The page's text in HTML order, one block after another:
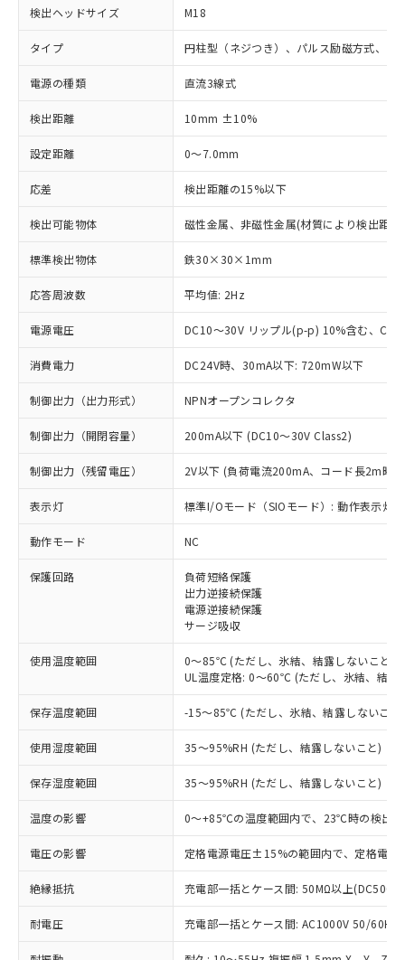
検出ヘッドサイズ M18
タイプ 円柱型（ネジつき）、パルス励磁方式、シ
電源の種類 直流3線式
検出距離 10mm ±10%
設定距離 0～7.0mm
応差 検出距離の15%以下
検出可能物体 磁性金属、非磁性金属(材質により検出距
標準検出物体 鉄30×30×1mm
応答周波数 平均値: 2Hz
電源電圧 DC10～30V リップル(p-p) 10%含む、
消費電力 DC24V時、30mA以下: 720mW以下
制御出力（出力形式） NPNオープンコレクタ
制御出力（開閉容量） 200mA以下 (DC10～30V Class2)
制御出力（残留電圧） 2V以下 (負荷電流200mA、コード長2m時)
表示灯 標準I/Oモード（SIOモード）: 動作表示灯(
動作モード NC
保護回路
負荷短絡保護
出力逆接続保護
電源逆接続保護
サージ吸収
使用温度範囲
0～85℃ (ただし、氷結、結露しないこと)
UL温度定格: 0～60℃ (ただし、氷結、結露
保存温度範囲 -15～85℃ (ただし、氷結、結露しないこと)
使用湿度範囲 35～95%RH (ただし、結露しないこと)
保存湿度範囲 35～95%RH (ただし、結露しないこと)
温度の影響 0～+85℃の温度範囲内で、23℃時の検出
電圧の影響 定格電源電圧±15%の範囲内で、定格電
絶縁抵抗 充電部一括とケース間: 50MΩ以上(DC500V
耐電圧 充電部一括とケース間: AC1000V 50/60Hz
ご利用条件
以下の条件をお読みいただき、同意のうえ
ご利用ください。
本サービスは、当社制御機器事業取扱
商品の当社在庫状況および標準価格
(税抜)を提供させていただくもので
当社制御機器事業取扱商品の中には、
本サービスの対象外となる商品もある
ことをご了承ください。
在庫状況および標準価格照会結果は、
タに基づき作成されるものであり、閲
対応済み：EU RoHS指令（10物質）の
非含有に対応した製品が提供可能な商品で
対応予定：EU RoHS指令（10物質）の非含
有に対応した製品に切り替える予定のある
対応予定なし：EU RoHS指令（10物質）の
定はありません。
調査・確認中：EU RoHS指令（10物質）の
非含有の対応状況を調査中または確認中の
商品です。
非該当品：ライセンス料など無形物で、有
害物質有無と関係のない商品です。
仕入先様の事情により、非含有部品として
いたものが、含有品と判明した場合などや
むを得ず変更することがあります。
*EU RoHS指令（10物質）：
※1 中国RoHS○×表
「○」：最大均質材料含有率が中国RoHSの
基準値以下であることを示します。
「×」：最大均質材料含有率が中国RoHSの
基準値を超えていることを示します。
「－」：未確認です。当社販売部門へお問
い合わせください。
当社は、これら貴社製品のうち、外国
為替および外国貿易法に定める商品
（以下｢規制貨物等」という）を輸出